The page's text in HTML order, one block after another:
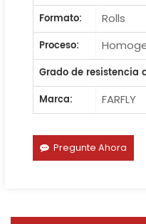
Formato:
Rolls
Proceso:
Grado de resistencia
Marca:
FARFLY
Pregunte Ahora